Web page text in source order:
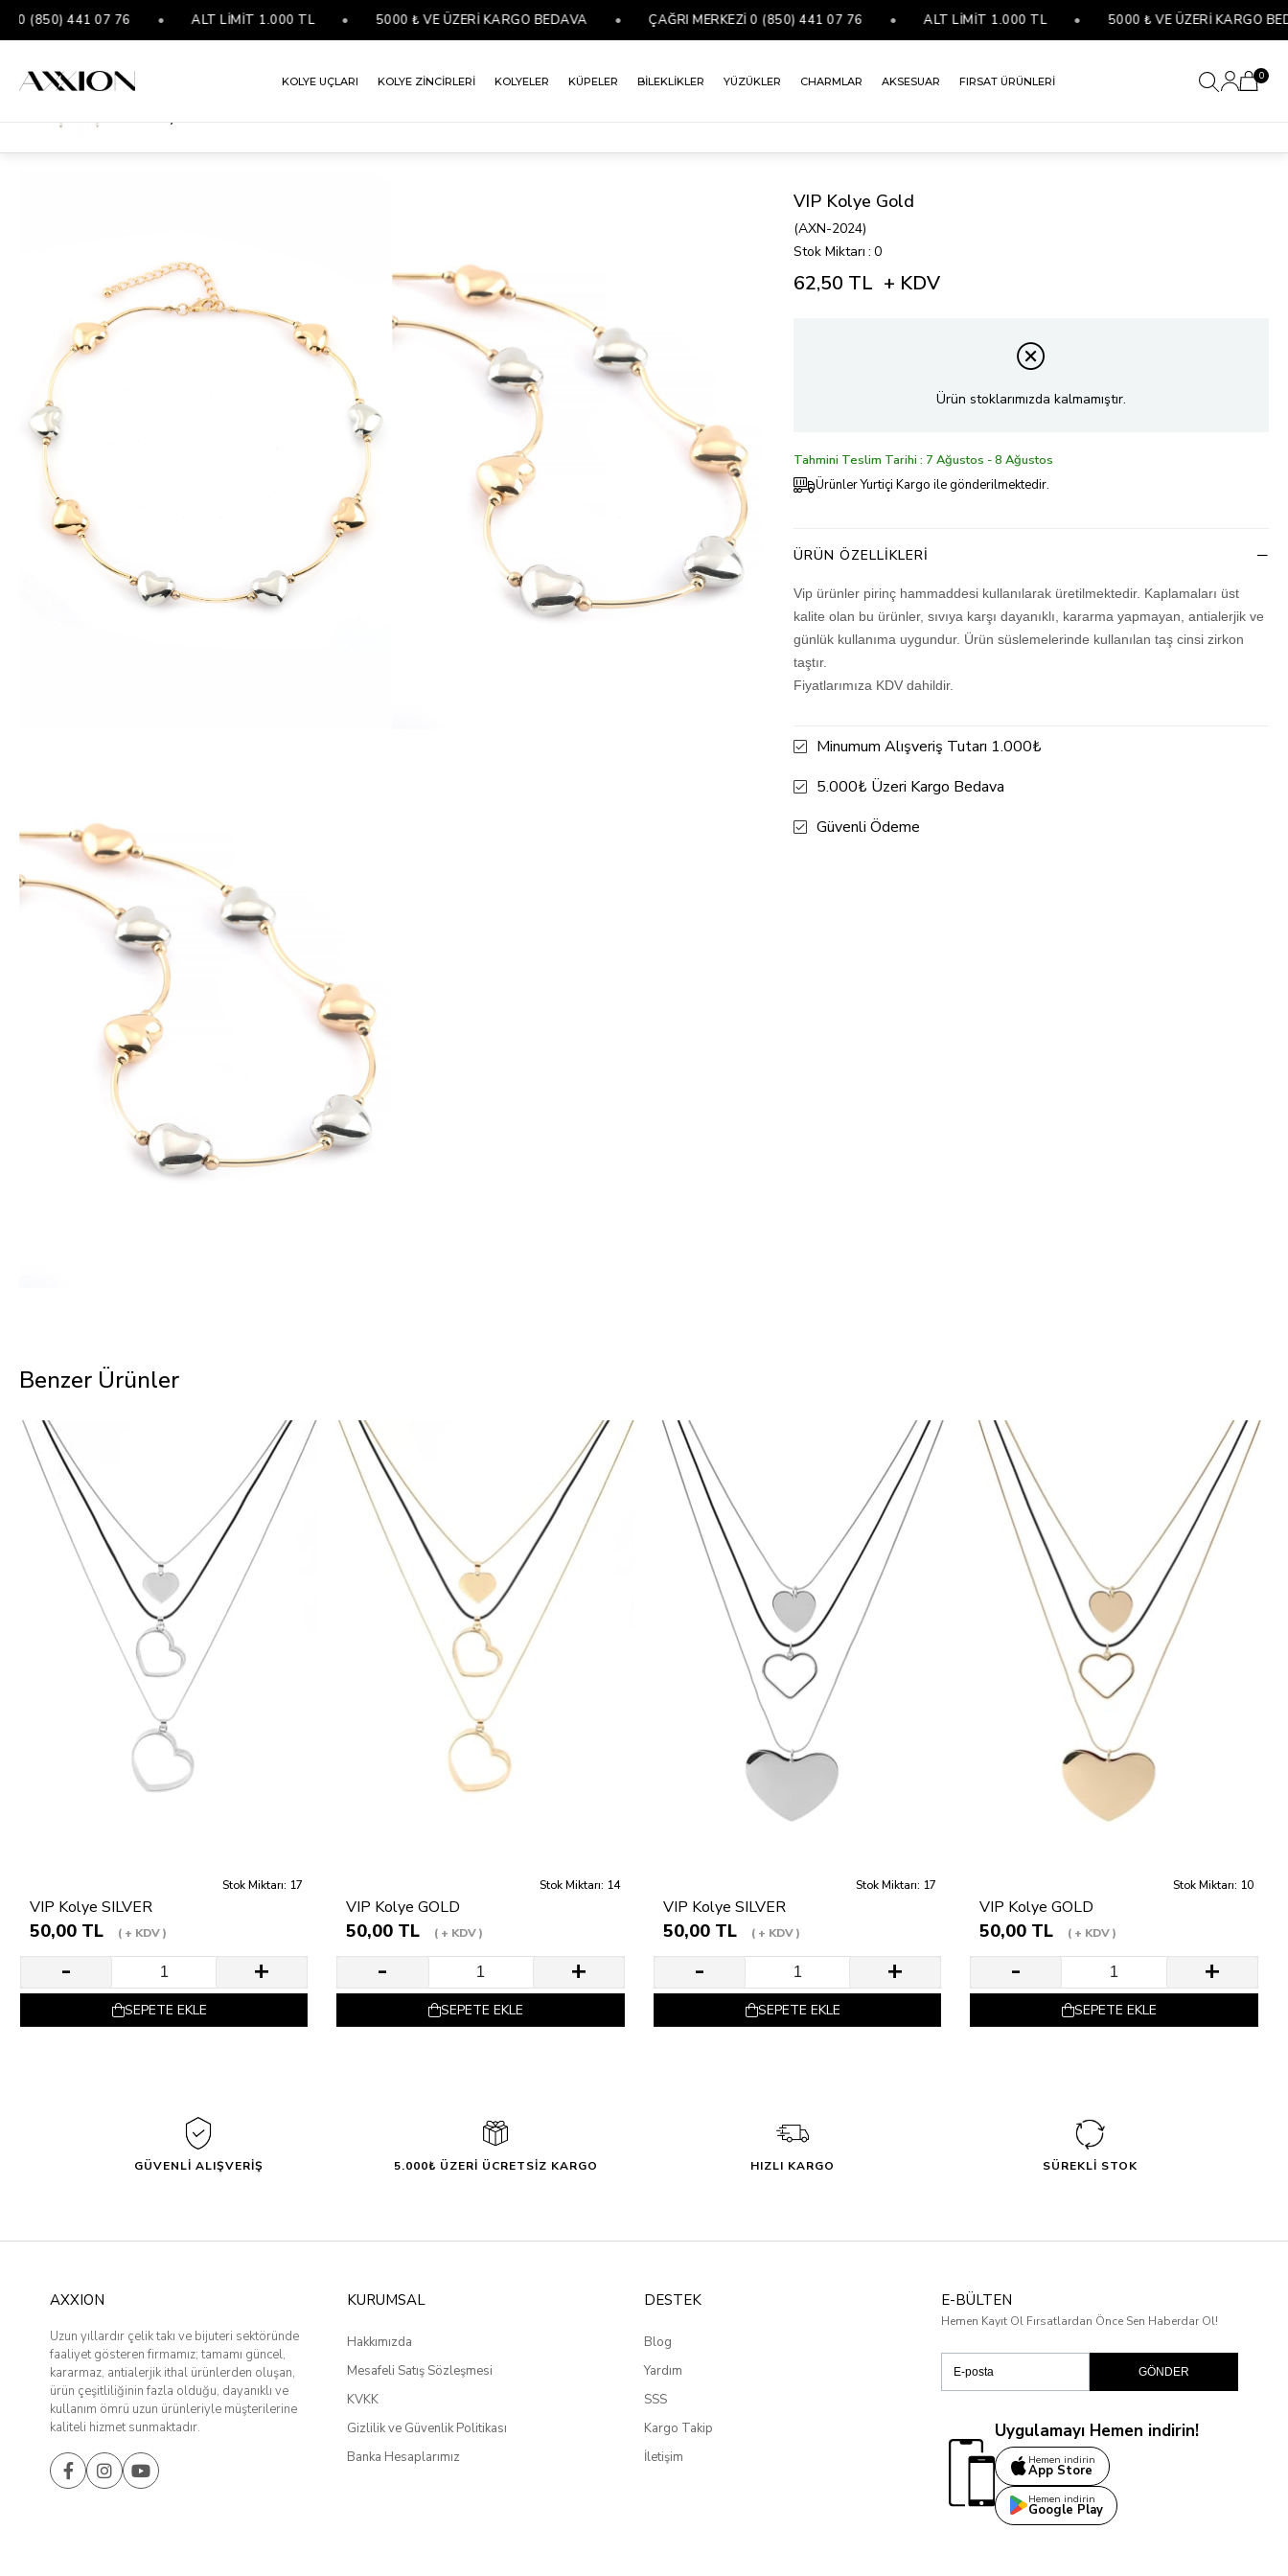
(850) 441 07 76 • ALT LİMİT 1.000 TL • 5000 ₺ VE ÜZERİ KARGO BEDAVA • ÇAĞRI MERKEZİ 0 (850) 441 07 76 • ALT LİMİT 1.000 TL • 5000 ₺ VE ÜZERİ KARGO
KOLYE UÇLARI KOLYE ZİNCİRLERİ KOLYELER KÜPELER BİLEKLİKLER YÜZÜKLER CHARMLAR AKSESUAR FIRSAT ÜRÜNLERİ 0
VIP Kolye Gold
(AXN-2024)
Stok Miktarı : 0
62,50 TL + KDV
Ürün stoklarımızda kalmamıştır.
Tahmini Teslim Tarihi : 7 Ağustos - 8 Ağustos
Ürünler Yurtiçi Kargo ile gönderilmektedir.
ÜRÜN ÖZELLIKLERI
Vip ürünler pirinç hammaddesi kullanılarak üretilmektedir. Kaplamaları üst
kalite olan bu ürünler, sıvıya karşı dayanıklı, kararma yapmayan, antialerjik ve
günlük kullanıma uygundur. Ürün süslemelerinde kullanılan taş cinsi zirkon
taştır.
Fiyatlarımıza KDV dahildir.
Minumum Alışveriş Tutarı 1.000₺
5.000₺ Üzeri Kargo Bedava
Güvenli Ödeme
Benzer Ürünler
Stok Miktarı: 17
VIP Kolye SILVER
50,00 TL + KDV
SEPETE EKLE
Stok Miktarı: 14
VIP Kolye GOLD
50,00 TL + KDV
SEPETE EKLE
Stok Miktarı: 17
VIP Kolye SILVER
50,00 TL + KDV
SEPETE EKLE
Stok Miktarı: 10
VIP Kolye GOLD
50,00 TL + KDV
SEPETE EKLE
GÜVENLİ ALIŞVERİŞ 5.000₺ ÜZERİ ÜCRETSİZ KARGO HIZLI KARGO SÜREKLİ STOK
AXXION
Uzun yıllardır çelik takı ve bijuteri sektöründe
faaliyet gösteren firmamız; tamamı güncel,
kararmaz, antialerjik ithal ürünlerden oluşan,
ürün çeşitliliğinin fazla olduğu, dayanıklı ve
kullanım ömrü uzun ürünleriyle müşterilerine
kaliteli hizmet sunmaktadır.
KURUMSAL
Hakkımızda
Mesafeli Satış Sözleşmesi
KVKK
Gizlilik ve Güvenlik Politikası
Banka Hesaplarımız
DESTEK
Blog
Yardım
SSS
Kargo Takip
İletişim
E-BÜLTEN
Hemen Kayıt Ol Fırsatlardan Önce Sen Haberdar Ol!
GÖNDER
Uygulamayı Hemen indirin!
Hemen indirin
App Store
Hemen indirin
Google Play